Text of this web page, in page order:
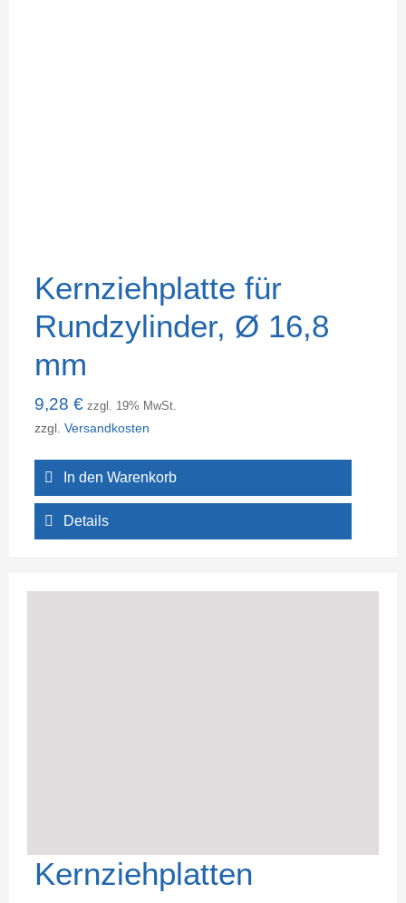
Kernziehplatte für
Rundzylinder, Ø 16,8
mm
9,28 € zzgl. 19% MwSt.
zzgl. Versandkosten
In den Warenkorb
Details
Kernziehplatten